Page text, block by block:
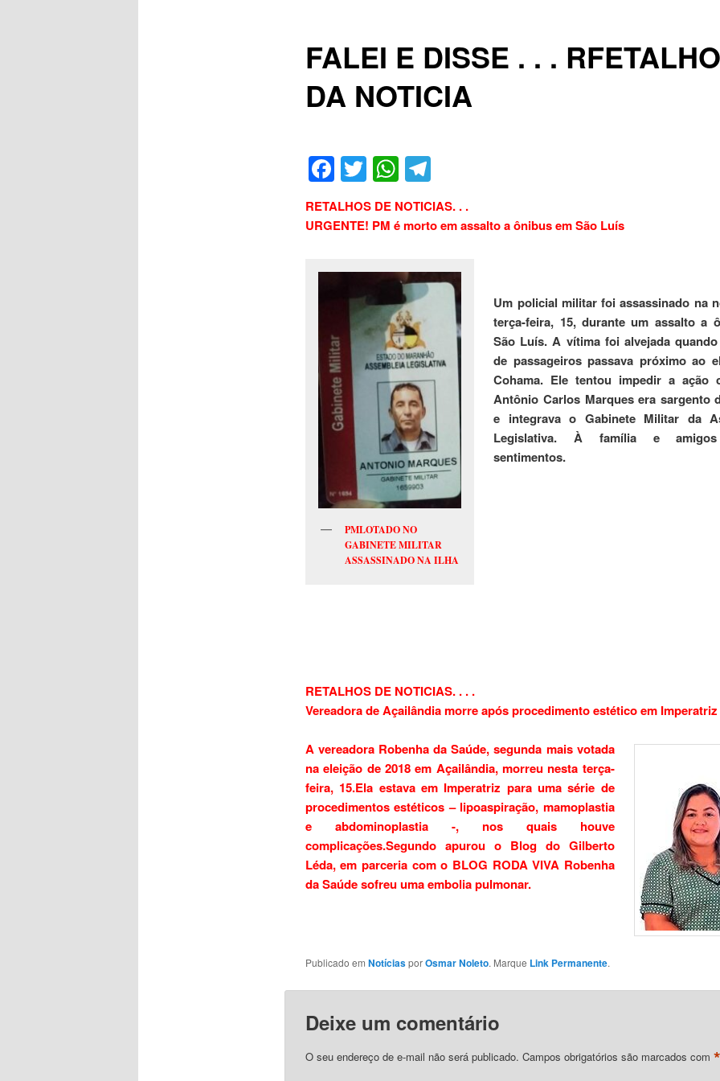
FALEI E DISSE . . .
DA NOTICIA
Facebook
TwitterWhatsApp
Telegram
RETALHOS DE NOTICIAS. . .
URGENTE! PM é morto em assalto a ônibus em São Luís
PMLOTADO NO
GABINETE MILITAR
ASSASSINADO NA ILHA
Um policial militar foi assassinado na
terça-feira, 15, durante um assalto a
São Luís. A vítima foi alvejada
de passageiros passava próximo ao
Cohama. Ele tentou impedir a ação
Antônio Carlos Marques era sargento
e integrava o Gabinete Militar da
Legislativa. À família e
sentimentos.
RETALHOS DE NOTICIAS. . . .
Vereadora de Açailândia morre após procedimento estético em Imperatriz
A vereadora Robenha da Saúde, segunda mais votada
na eleição de 2018 em Açailândia, morreu nesta terça-
feira, 15.Ela estava em Imperatriz para uma série de
procedimentos estéticos – lipoaspiração, mamoplastia
e abdominoplastia -, nos quais houve
complicações.Segundo apurou o Blog do Gilberto
Léda, em parceria com o BLOG RODA VIVA Robenha
da Saúde sofreu uma embolia pulmonar.
Publicado em NotíciasporOsmar Noleto. Marque Link Permanente.
Deixe um comentário
O seu endereço de e-mail não será publicado. Campos obrigatórios são marcados com *